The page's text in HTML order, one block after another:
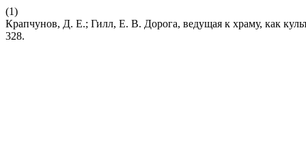
(1)
Крапчунов, Д. Е.; Гилл, Е. В. Дорога, ведущая к храму, как
328.